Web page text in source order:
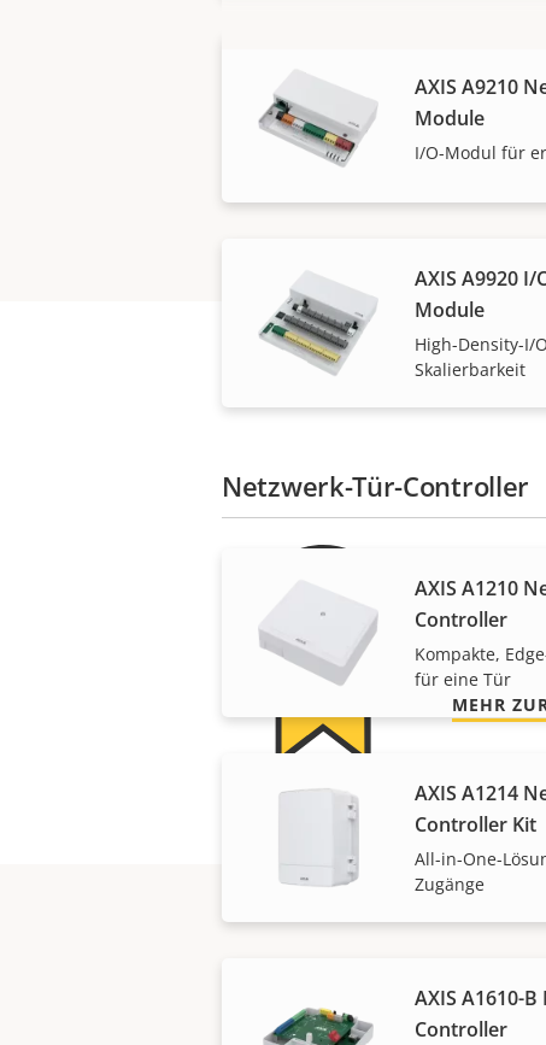
AXIS A9210
Module
I/O-Modul für
AXIS A9920 I/
Module
High-Density-I/
Skalierbarkeit
Netzwerk-Tür-Controller
AXIS A1210
Controller
Kompakte,
für eine Tür
AXIS A1214
Controller Kit
All-in-One-
Zugänge
AXIS A1610-
Controller
Für
Unsere
MEHR